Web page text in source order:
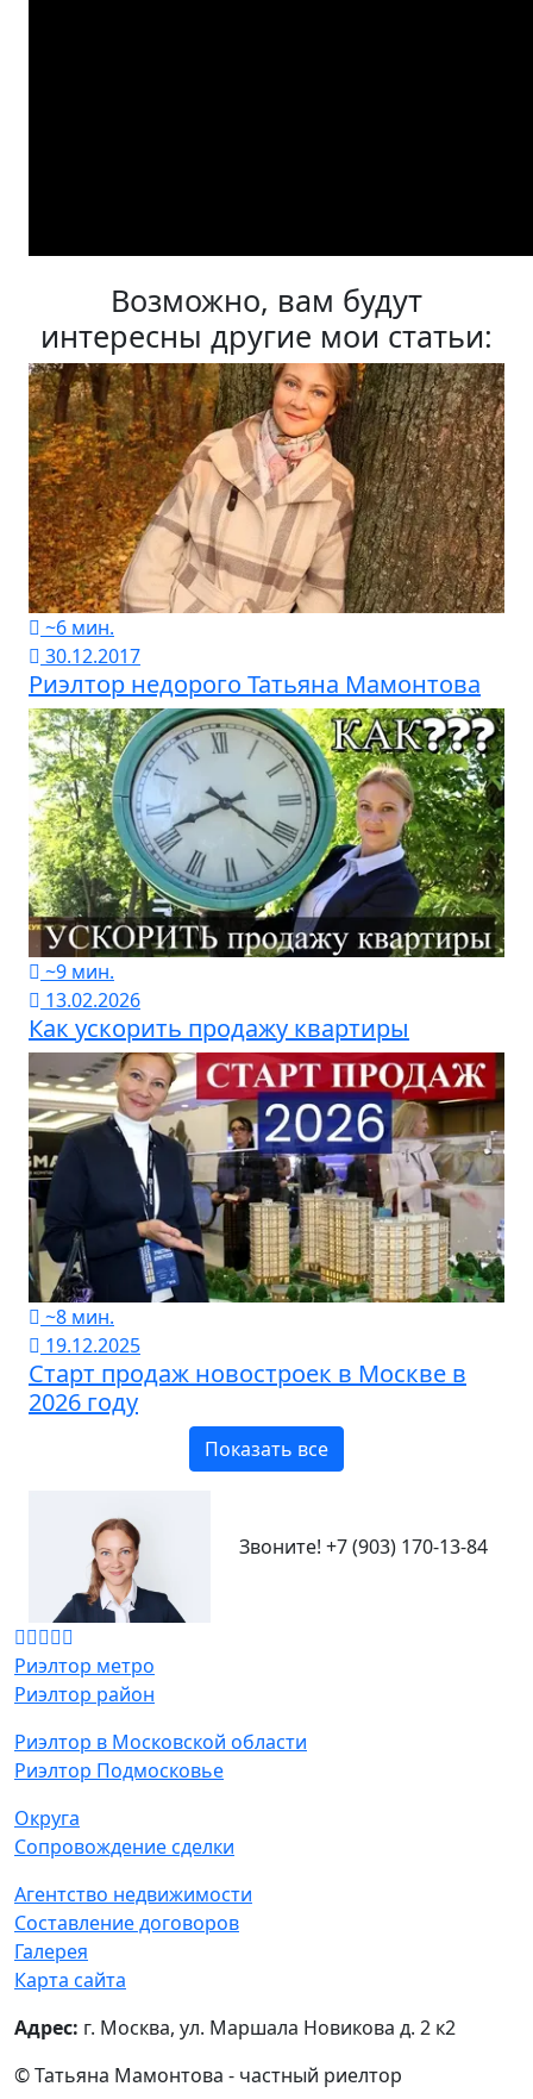
Возможно, вам будут
интересны другие мои статьи:
~6 мин.
30.12.2017
Риэлтор недорого Татьяна Мамонтова
~9 мин.
13.02.2026
Как ускорить продажу квартиры
~8 мин.
19.12.2025
Старт продаж новостроек в Москве в
2026 году
Показать все
Звоните! +7 (903) 170-13-84
Риэлтор метро
Риэлтор район
Риэлтор в Московской области
Риэлтор Подмосковье
Округа
Сопровождение сделки
Агентство недвижимости
Составление договоров
Галерея
Карта сайта
Адрес: г. Москва, ул. Маршала Новикова д. 2 к2
© Татьяна Мамонтова - частный риелтор